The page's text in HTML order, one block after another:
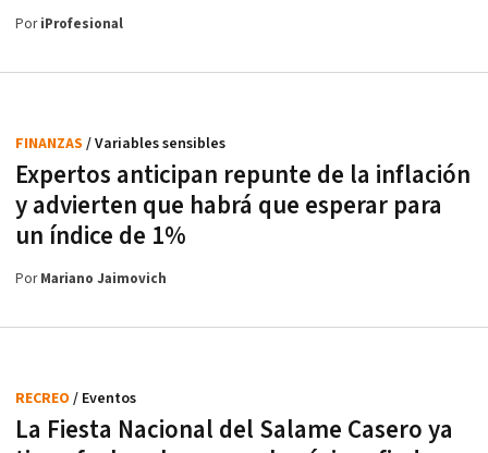
PoriProfesional
Expertos anticipan repunte de la inflación
y advierten que habrá que esperar para
un índice de 1%
FINANZAS / Variables sensibles
PorMariano Jaimovich
La Fiesta Nacional del Salame Casero ya
RECREO / Eventos